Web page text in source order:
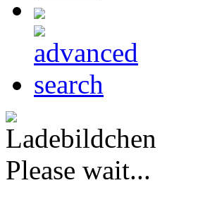
Please wait...